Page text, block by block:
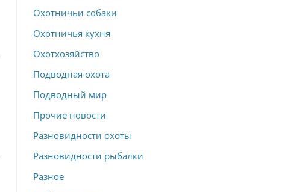
Охотничьи собаки
Охотничья кухня
Охотхозяйство
Подводная охота
Подводный мир
Прочие новости
Разновидности охоты
Разновидности рыбалки
Разное